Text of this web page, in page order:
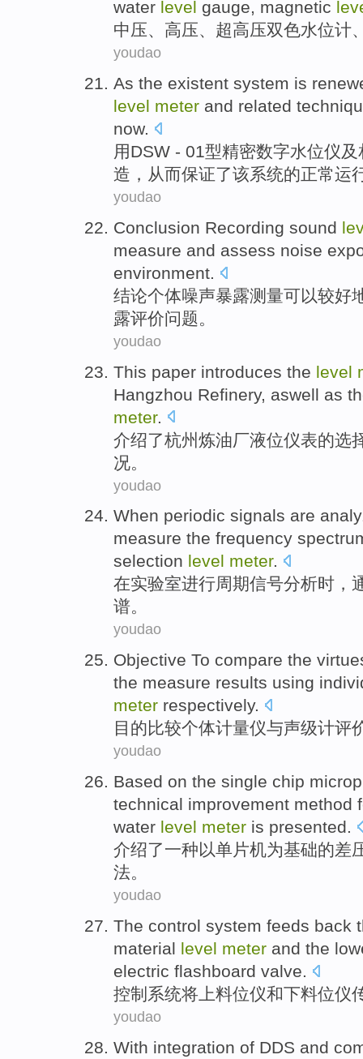
water level gauge, magnetic
中压、 高压、 超高压双色水位计
youdao
As the existent system is
level meter and related
now.
用DSW - 01型精密数字水位仪及
造 ， 从而保证了该系统的正常运
youdao
Conclusion Recording sound
measure and assess noise
environment.
结论个体噪声暴露测量可以较好
露评价问题。
youdao
This paper introduces the level
Hangzhou Refinery, aswell as
meter.
介绍了杭州炼油厂液位仪表的选
况。
youdao
When periodic signals are
measure the frequency
selection level meter.
在实验室进行周期信号分析时 ，
谱。
youdao
Objective To compare the
the measure results using
meter respectively.
目的比较个体计量仪与声级计评
youdao
Based on the single chip
technical improvement method
water level meter is presented.
介绍了一种以单片机为基础的差
法。
youdao
The control system feeds back
material level meter and the
electric flashboard valve.
控制 系统将 上料位仪和下料位仪
youdao
With integration of DDS and